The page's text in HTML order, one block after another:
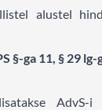
alustel
§-ga 11, § 29 lg-
AdvS-i